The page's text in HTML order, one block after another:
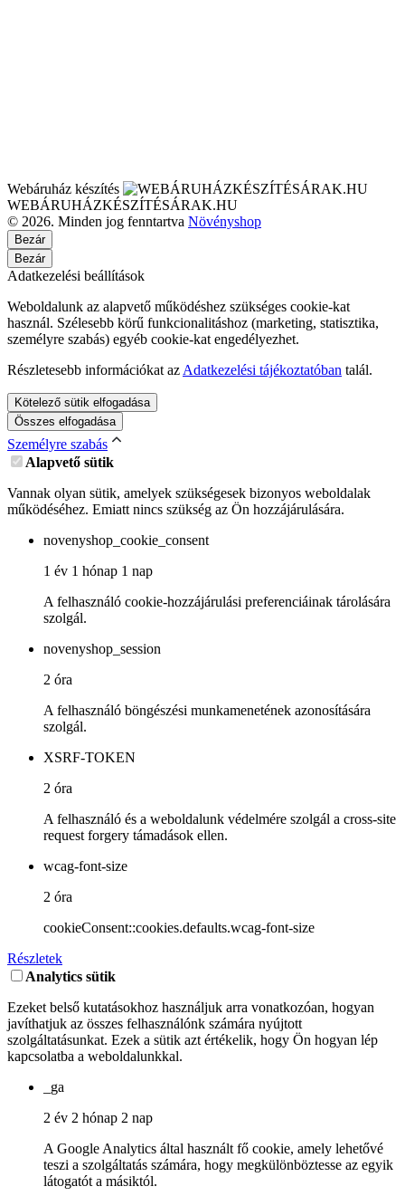
Webáruház készítés
WEBÁRUHÁZKÉSZÍTÉSÁRAK.HU
© 2026. Minden jog fenntartva Növényshop
Bezár
Bezár
Adatkezelési beállítások
Weboldalunk az alapvető működéshez szükséges cookie-kat
használ. Szélesebb körű funkcionalitáshoz (marketing, statisztika,
személyre szabás) egyéb cookie-kat engedélyezhet.
Részletesebb információkat az Adatkezelési tájékoztatóban talál.
Kötelező sütik elfogadása
Összes elfogadása
Személyre szabás
Alapvető sütik
Vannak olyan sütik, amelyek szükségesek bizonyos weboldalak
működéséhez. Emiatt nincs szükség az Ön hozzájárulására.
novenyshop_cookie_consent
1 év 1 hónap 1 nap
A felhasználó cookie-hozzájárulási preferenciáinak tárolására
szolgál.
novenyshop_session
2 óra
A felhasználó böngészési munkamenetének azonosítására
szolgál.
XSRF-TOKEN
2 óra
A felhasználó és a weboldalunk védelmére szolgál a cross-site
request forgery támadások ellen.
wcag-font-size
2 óra
cookieConsent::cookies.defaults.wcag-font-size
Részletek
Analytics sütik
Ezeket belső kutatásokhoz használjuk arra vonatkozóan, hogyan
javíthatjuk az összes felhasználónk számára nyújtott
szolgáltatásunkat. Ezek a sütik azt értékelik, hogy Ön hogyan lép
kapcsolatba a weboldalunkkal.
_ga
2 év 2 hónap 2 nap
A Google Analytics által használt fő cookie, amely lehetővé
teszi a szolgáltatás számára, hogy megkülönböztesse az egyik
látogatót a másiktól.